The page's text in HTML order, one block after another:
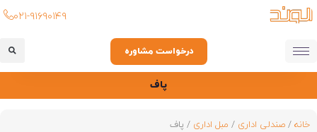
۰۲۱-۹۱۶۹۰۱۴۹
درخواست مشاوره
پاف
خانه / صندلی اداری / مبل اداری / پاف